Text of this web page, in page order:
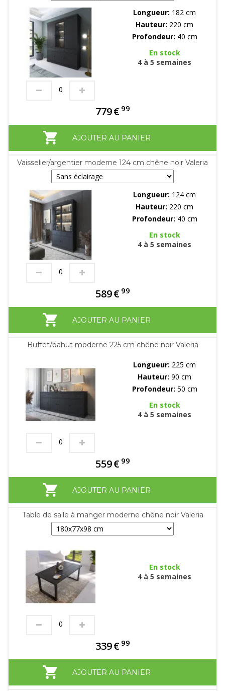
Longueur: 182 cm
Hauteur: 220 cm
Profondeur: 40 cm
En stock
4 à 5 semaines
779€ 99
AJOUTER AU PANIER
Vaisselier/argentier moderne 124 cm chêne noir Valeria
Longueur: 124 cm
Hauteur: 220 cm
Profondeur: 40 cm
En stock
4 à 5 semaines
589€ 99
AJOUTER AU PANIER
Buffet/bahut moderne 225 cm chêne noir Valeria
Longueur: 225 cm
Hauteur: 90 cm
Profondeur: 50 cm
En stock
4 à 5 semaines
559€ 99
AJOUTER AU PANIER
Table de salle à manger moderne chêne noir Valeria
En stock
4 à 5 semaines
339€ 99
AJOUTER AU PANIER